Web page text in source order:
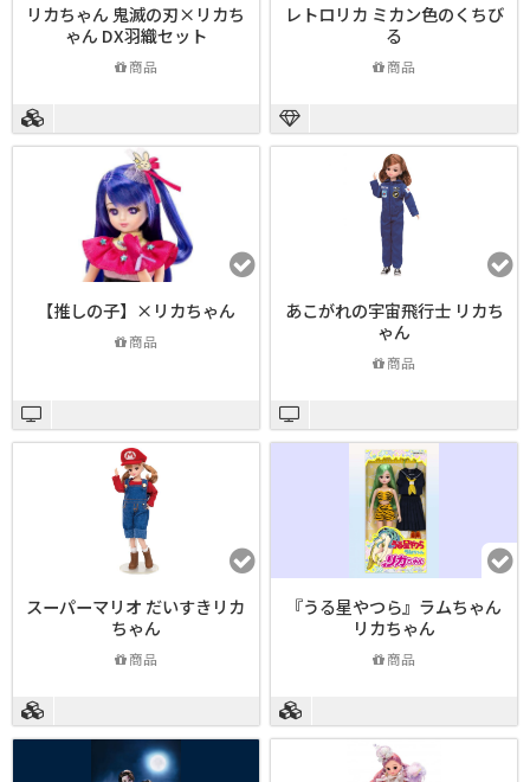
リカちゃん 鬼滅の刃×リカち
ゃん DX羽織セット
商品
レトロリカ ミカン色のくちび
る
商品
【推しの子】×リカちゃん
商品
あこがれの宇宙飛行士 リカち
ゃん
商品
スーパーマリオ だいすきリカ
ちゃん
商品
『うる星やつら』ラムちゃん
リカちゃん
商品